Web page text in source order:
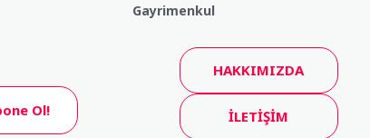
Gayrimenkul
Ol!
HAKKIMIZDA
İLETİŞİM